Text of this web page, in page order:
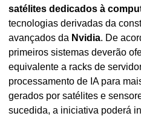
satélites dedicados à
tecnologias derivadas da
avançados da Nvidia. De
primeiros sistemas deverão
equivalente a racks de
processamento de IA para
gerados por satélites e
sucedida, a iniciativa poderá